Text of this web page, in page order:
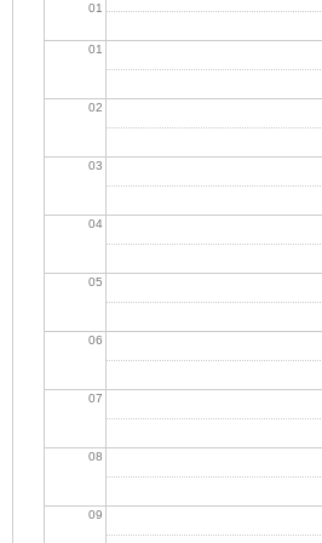
01
01
02
03
04
05
06
07
08
09